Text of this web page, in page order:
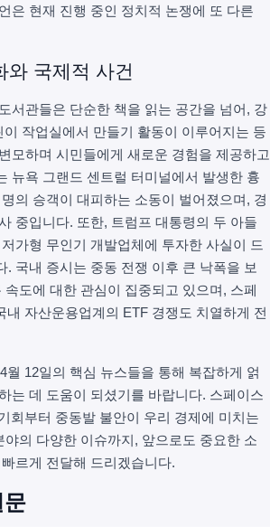
은 현재 진행 중인 정치적 논쟁에 또 다른
와 국제적 사건
서관들은 단순한 책을 읽는 공간을 넘어, 강
작업실에서 만들기 활동이 이루어지는 등
모하며 시민들에게 새로운 경험을 제공하고
뉴욕 그랜드 센트럴 터미널에서 발생한 흉
의 승객이 대피하는 소동이 벌어졌으며, 경
중입니다. 또한, 트럼프 대통령의 두 아들
가형 무인기 개발업체에 투자한 사실이 드
. 국내 증시는 중동 전쟁 이후 큰 낙폭을 보
도에 대한 관심이 집중되고 있으며, 스페
내 자산운용업계의 ETF 경쟁도 치열하게 전
월 12일의 핵심 뉴스들을 통해 복잡하게 얽
는 데 도움이 되셨기를 바랍니다. 스페이스
회부터 중동발 불안이 우리 경제에 미치는
야의 다양한 이슈까지, 앞으로도 중요한 소
르게 전달해 드리겠습니다.
문